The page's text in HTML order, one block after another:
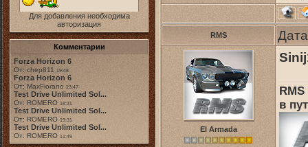
Для добавления необходима
авторизация
Комментарии
Forza Horizon 6
От: chep811 19:48
Forza Horizon 6
От: MaxFiorano 23:47
Test Drive Unlimited Sol...
От: ROMERO 18:31
Test Drive Unlimited Sol...
От: ROMERO 19:31
Test Drive Unlimited Sol...
От: ROMERO 11:49
RMS
El Armada
в